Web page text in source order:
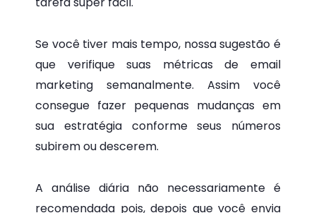
Se você tiver mais tempo, nossa sugestão é
que verifique suas métricas de email
marketing semanalmente. Assim você
consegue fazer pequenas mudanças em
sua estratégia conforme seus números
subirem ou descerem.
A análise diária não necessariamente é
recomendada pois, depois que você envia